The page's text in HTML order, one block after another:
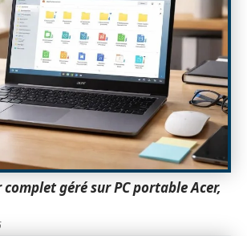
géré sur PC portable Acer,